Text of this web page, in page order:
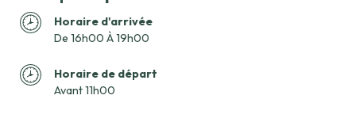
Horaire d'arrivée
De 16h00 À 19h00
Horaire de départ
Avant 11h00